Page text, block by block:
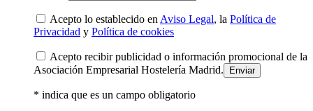
Acepto lo establecido en Aviso Legal, la Política de
Privacidad y Política de cookies
Acepto recibir publicidad o información promocional de la
Asociación Empresarial Hostelería Madrid.
* indica que es un campo obligatorio